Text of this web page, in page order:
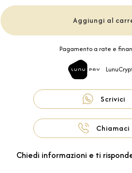
Aggiungi al
Pagamento a rate e
Scrivici
Chiamaci
Chiedi informazioni e ti